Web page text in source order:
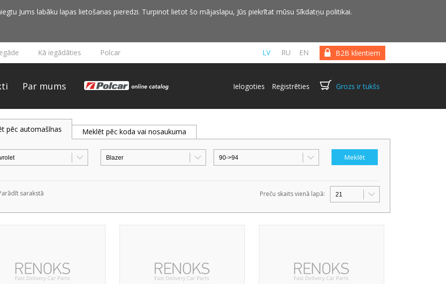
Jums labāku lapas lietošanas pieredzi. Turpinot lietot šo mājaslapu, Jūs piekrītat mūsu Sīkdatņu politikai.
B2B klientiem
LV RU EN
Kā iegādāties Polcar
Par mums Ielogoties Reģistrēties Grozs ir tukšs
pēc automašīnas Meklēt pēc koda vai nosaukuma
sarakstā Preču skaits vienā lapā: